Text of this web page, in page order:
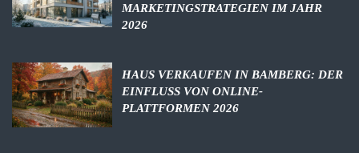
MARKETINGSTRATEGIEN IM JAHR
2026
HAUS VERKAUFEN IN BAMBERG: DER
EINFLUSS VON ONLINE-
PLATTFORMEN 2026